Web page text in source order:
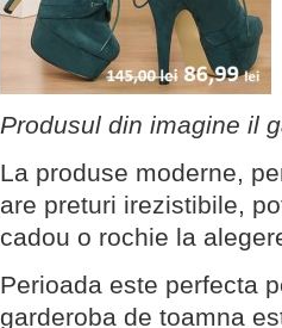
Produsul din imagine il
La produse moderne,
are preturi irezistibile,
cadou o rochie la
Perioada este perfecta
garderoba de toamna